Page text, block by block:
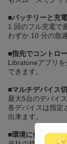
■バッテリーと充電
1 回のフル充電で
わずか 10 分の急
■指先でコントロ
Libratoneアプリ
できます。
■マルチデバイス
最大5台のデバイ
各デバイスは指定
出来ます。
■環境に優しいパ